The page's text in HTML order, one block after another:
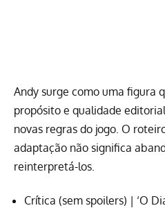
Andy surge como uma figura
propósito e qualidade
novas regras do jogo. O
adaptação não significa
reinterpretá-los.
Crítica (sem spoilers) | ‘O